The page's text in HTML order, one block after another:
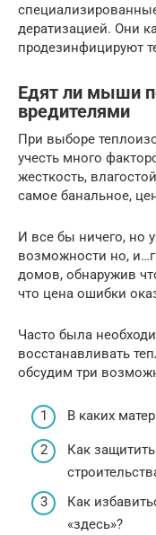
дератизацией. Они
продезинфицируют
Едят ли мыши
вредителями
При выборе
учесть много
жесткость,
самое банальное,
И все бы ничего, но
возможности но,
домов, обнаружив
что цена ошибки
Часто была
восстанавливать
обсудим три
В каких
Как
Как
«здесь»?